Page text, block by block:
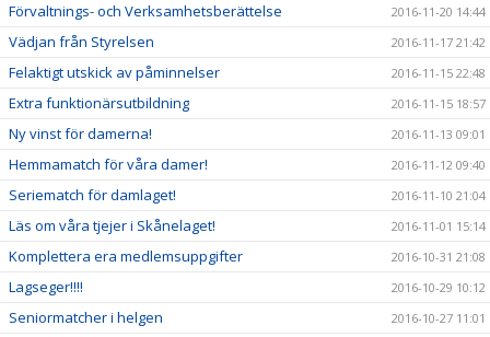
Förvaltnings- och Verksamhetsberättelse 2016-11-20 14:44
Vädjan från Styrelsen 2016-11-17 21:42
Felaktigt utskick av påminnelser 2016-11-15 22:48
Extra funktionärsutbildning 2016-11-15 18:57
Ny vinst för damerna! 2016-11-13 09:01
Hemmamatch för våra damer! 2016-11-12 09:40
Seriematch för damlaget! 2016-11-10 21:04
Läs om våra tjejer i Skånelaget! 2016-11-01 15:14
Komplettera era medlemsuppgifter 2016-10-31 21:08
Lagseger!!!! 2016-10-29 10:12
Seniormatcher i helgen 2016-10-27 11:01